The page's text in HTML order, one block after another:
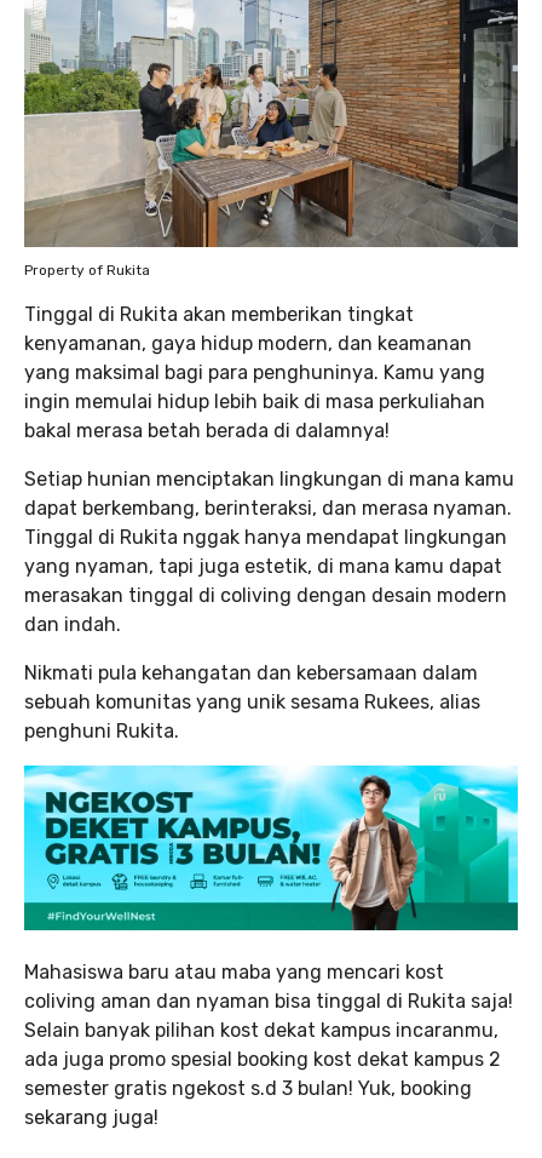
Property of Rukita
Tinggal di Rukita akan memberikan tingkat
kenyamanan, gaya hidup modern, dan keamanan
yang maksimal bagi para penghuninya. Kamu yang
ingin memulai hidup lebih baik di masa perkuliahan
bakal merasa betah berada di dalamnya!
Setiap hunian menciptakan lingkungan di mana kamu
dapat berkembang, berinteraksi, dan merasa nyaman.
Tinggal di Rukita nggak hanya mendapat lingkungan
yang nyaman, tapi juga estetik, di mana kamu dapat
merasakan tinggal di coliving dengan desain modern
dan indah.
Nikmati pula kehangatan dan kebersamaan dalam
sebuah komunitas yang unik sesama Rukees, alias
penghuni Rukita.
Mahasiswa baru atau maba yang mencari kost
coliving aman dan nyaman bisa tinggal di Rukita saja!
Selain banyak pilihan kost dekat kampus incaranmu,
ada juga promo spesial booking kost dekat kampus 2
semester gratis ngekost s.d 3 bulan! Yuk, booking
sekarang juga!